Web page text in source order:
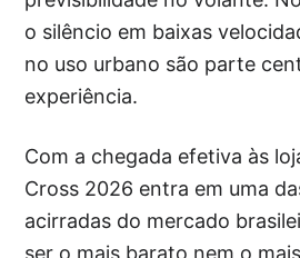
o silêncio em baixas
no uso urbano são parte
experiência.
Com a chegada efetiva às
Cross 2026 entra em uma
acirradas do mercado
ser o mais barato nem o